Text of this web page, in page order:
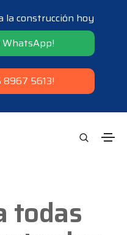
la construcción hoy
WhatsApp!
8967 5613!
todas